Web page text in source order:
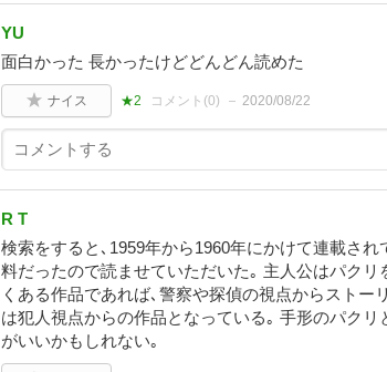
YU
面白かった 長かったけどどんどん読めた
ナイス ★2 コメント(0) 2020/08/22
R T
検索をすると､1959年から1960年にかけて連載さ
料だったので読ませていただいた｡ 主人公はパクリ
くある作品であれば､警察や探偵の視点からストー
は犯人視点からの作品となっている｡ 手形のパク
がいいかもしれない｡